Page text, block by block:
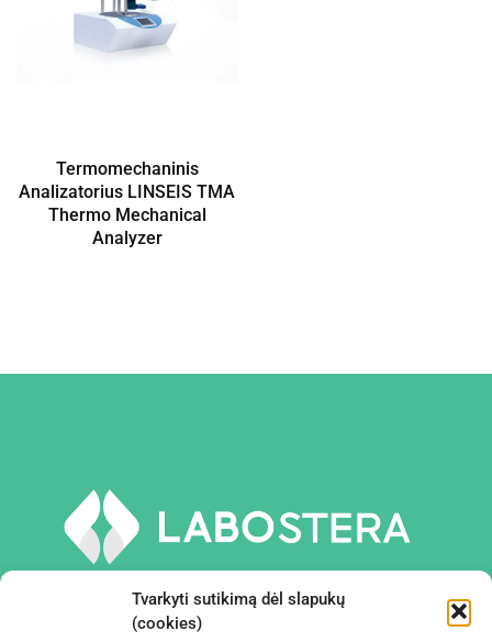
Tvarkyti sutikimą dėl slapukų
(cookies)
Termomechaninis
Analizatorius LINSEIS TMA
Thermo Mechanical
Analyzer